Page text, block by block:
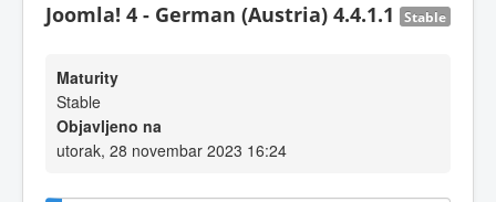
Joomla! 4 - German (Austria) 4.4.1.1 Stable
Maturity
Stable
Objavljeno na
utorak, 28 novembar 2023 16:24